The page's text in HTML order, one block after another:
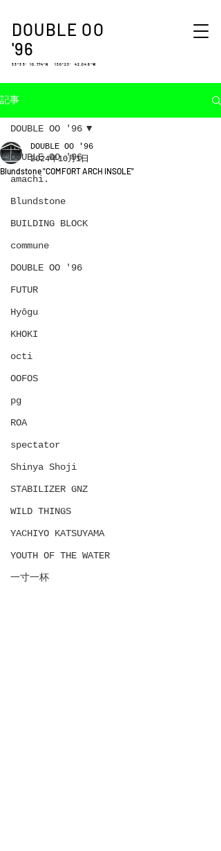
DOUBLE OO
'96
33°35′ 10.774″N 130°23′ 42.048″W
記事
DOUBLE OO '96
amachi.
Blundstone
BUILDING BLOCK
commune
DOUBLE OO '96
FUTUR
Hyōgu
KHOKI
octi
OOFOS
pg
ROA
spectator
Shinya Shoji
STABILIZER GNZ
WILD THINGS
YACHIYO KATSUYAMA
YOUTH OF THE WATER
一寸一杯
DOUBLE OO '96
Blundstone "COMFORT ARCH INSOLE"
DOUBLE OO '96
2024年10月1日